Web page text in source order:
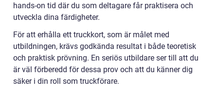
hands-on tid där du som deltagare får praktisera och
utveckla dina färdigheter.
För att erhålla ett truckkort, som är målet med
utbildningen, krävs godkända resultat i både teoretisk
och praktisk prövning. En seriös utbildare ser till att du
är väl förberedd för dessa prov och att du känner dig
säker i din roll som truckförare.